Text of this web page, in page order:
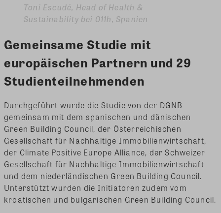
Toni Escudé, Head of Health &
Sustainability bei 011h, Spanien
Gemeinsame Studie mit
europäischen Partnern und 29
Studienteilnehmenden
Durchgeführt wurde die Studie von der DGNB
gemeinsam mit dem spanischen und dänischen
Green Building Council, der Österreichischen
Gesellschaft für Nachhaltige Immobilienwirtschaft,
der Climate Positive Europe Alliance, der Schweizer
Gesellschaft für Nachhaltige Immobilienwirtschaft
und dem niederländischen Green Building Council.
Unterstützt wurden die Initiatoren zudem vom
kroatischen und bulgarischen Green Building Council.